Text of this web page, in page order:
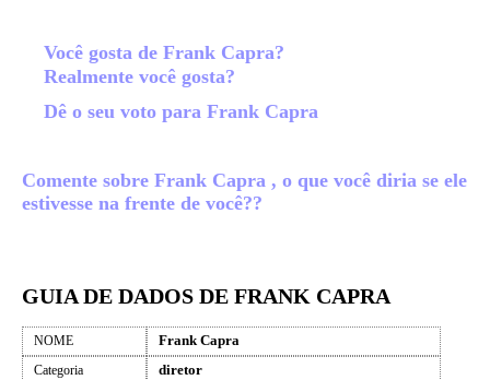
Você gosta de Frank Capra?
Realmente você gosta?
Dê o seu voto para Frank Capra
Comente sobre Frank Capra , o que você diria se ele
estivesse na frente de você??
GUIA DE DADOS DE FRANK CAPRA
NOME Frank Capra
Categoria diretor